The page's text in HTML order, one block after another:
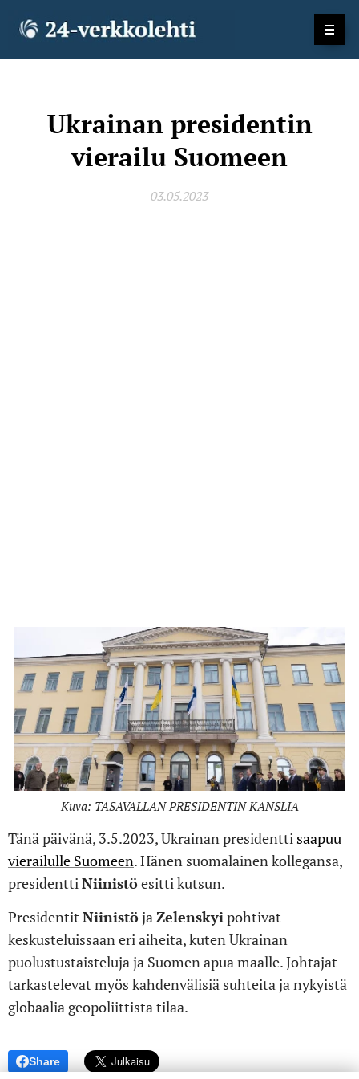
Ukrainan presidentin
vierailu Suomeen
03.05.2023
Kuva: TASAVALLAN PRESIDENTIN KANSLIA
Tänä päivänä, 3.5.2023, Ukrainan presidentti saapuu
vierailulle Suomeen. Hänen suomalainen kollegansa,
presidentti Niinistöesitti kutsun.
Presidentit Niinistöja Zelenskyi pohtivat
keskusteluissaan eri aiheita, kuten Ukrainan
puolustustaisteluja ja Suomen apua maalle. Johtajat
tarkastelevat myös kahdenvälisiä suhteita ja nykyistä
globaalia geopoliittista tilaa.
Share